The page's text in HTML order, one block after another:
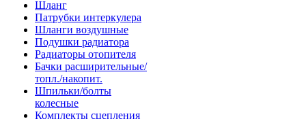
Шланг
Патрубки интеркулера
Шланги воздушные
Подушки радиатора
Радиаторы отопителя
Бачки расширительные/
топл./накопит.
Шпильки/болты
колесные
Комплекты сцепления